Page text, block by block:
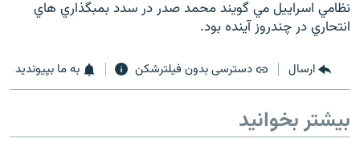
به ما بپیوندید
زبان‌های دیگر
نظامي اسراييل مي گويند محمد صدر در سدد بمبگذاري هاي
انتحاري در چندروز آينده بود.
ارسال دسترسی بدون فیلترشکن به ما بپیوندید
بیشتر بخوانید